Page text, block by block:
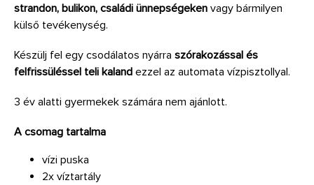
strandon, bulikon, családi ünnepségeken vagy bármilyen
külső tevékenység.
Készülj fel egy csodálatos nyárra szórakozással és
felfrissüléssel teli kaland ezzel az automata vízpisztollyal.
3 év alatti gyermekek számára nem ajánlott.
A csomag tartalma
vízi puska
2x víztartály